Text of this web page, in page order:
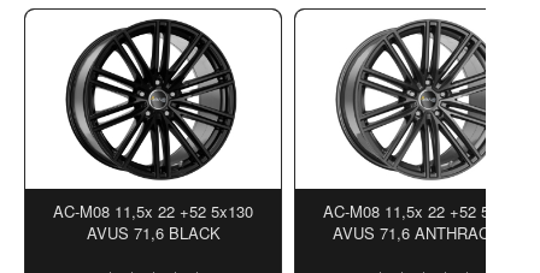
AC-M08 11,5x 22 +52 5x130
AVUS 71,6 BLACK
AC-M08 11,5x 22 +52 5x130
AVUS 71,6 ANTHRACITE